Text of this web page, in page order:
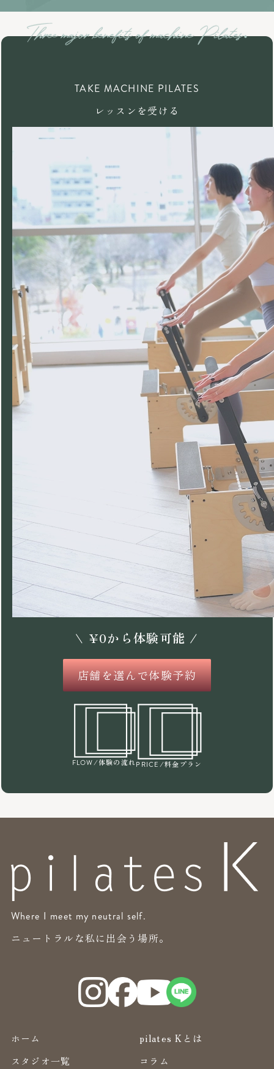
TAKE MACHINE PILATES
レッスンを受ける
\ ¥0から体験可能 /
店舗を選んで体験予約
FLOW /体験の流れPRICE /料金プラン
Where I meet my neutral self.
ニュートラルな私に出会う場所。
ホーム
pilates Kとは
スタジオ一覧
コラム